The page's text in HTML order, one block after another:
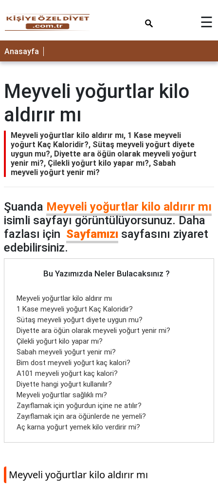
ANASAYFA
☰
Anasayfa
Meyveli yoğurtlar kilo
aldırır mı
Meyveli yoğurtlar kilo aldırır mı, 1 Kase meyveli
yoğurt Kaç Kaloridir?, Sütaş meyveli yoğurt diyete
uygun mu?, Diyette ara öğün olarak meyveli yoğurt
yenir mi?, Çilekli yoğurt kilo yapar mı?, Sabah
meyveli yoğurt yenir mi?
Şuanda Meyveli yoğurtlar kilo aldırır mı
isimli sayfayı görüntülüyorsunuz. Daha
fazlası için Sayfamızı sayfasını ziyaret
edebilirsiniz.
Bu Yazımızda Neler Bulacaksınız ?
Meyveli yoğurtlar kilo aldırır mı
1 Kase meyveli yoğurt Kaç Kaloridir?
Sütaş meyveli yoğurt diyete uygun mu?
Diyette ara öğün olarak meyveli yoğurt yenir mi?
Çilekli yoğurt kilo yapar mı?
Sabah meyveli yoğurt yenir mi?
Bim dost meyveli yoğurt kaç kalori?
A101 meyveli yoğurt kaç kalori?
Diyette hangi yoğurt kullanılır?
Meyveli yoğurtlar sağlıklı mı?
Zayıflamak için yoğurdun içine ne atılır?
Zayıflamak için ara öğünlerde ne yemeli?
Aç karna yoğurt yemek kilo verdirir mi?
Meyveli yoğurtlar kilo aldırır mı